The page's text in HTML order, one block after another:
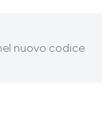
nuovo codice